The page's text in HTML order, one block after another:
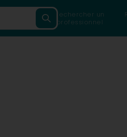
Rechercher un
professionnel